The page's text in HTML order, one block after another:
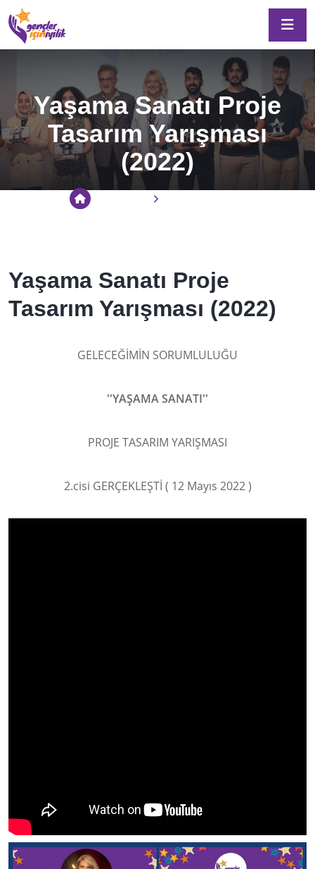
Yaşama Sanatı Proje
Tasarım Yarışması
(2022)
Yaşama Sanatı Proje
Tasarım Yarışması (2022)
GELECEĞİMİN SORUMLULUĞU
''YAŞAMA SANATI''
PROJE TASARIM YARIŞMASI
2.cisi GERÇEKLEŞTİ ( 12 Mayıs 2022 )